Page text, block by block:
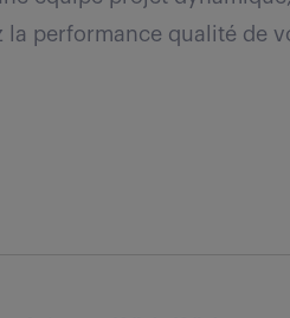
performance qualité de